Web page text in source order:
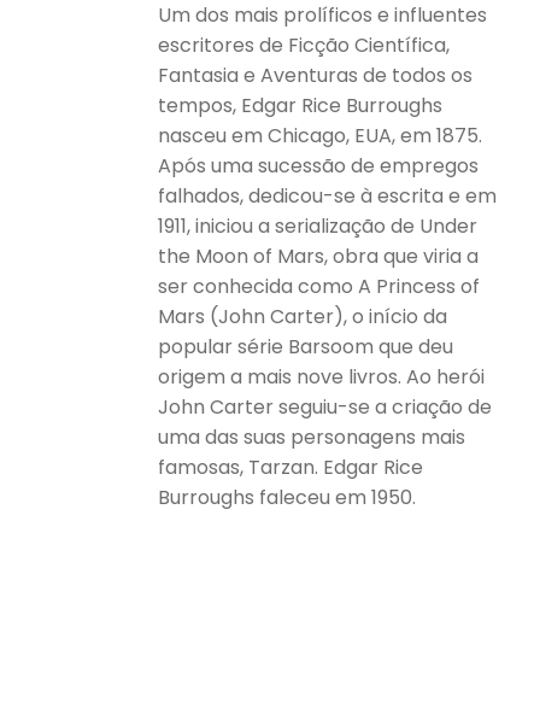
Um dos mais prolíficos e influentes
escritores de Ficção Científica,
Fantasia e Aventuras de todos os
tempos, Edgar Rice Burroughs
nasceu em Chicago, EUA, em 1875.
Após uma sucessão de empregos
falhados, dedicou-se à escrita e em
1911, iniciou a serialização de Under
the Moon of Mars, obra que viria a
ser conhecida como A Princess of
Mars (John Carter), o início da
popular série Barsoom que deu
origem a mais nove livros. Ao herói
John Carter seguiu-se a criação de
uma das suas personagens mais
famosas, Tarzan. Edgar Rice
Burroughs faleceu em 1950.